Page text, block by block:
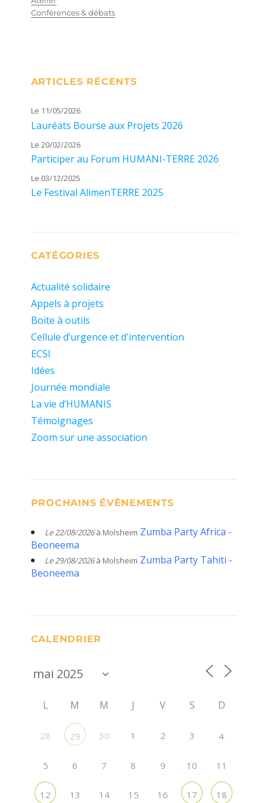
Conférences & débats
ARTICLES RÉCENTS
Le 11/05/2026
Lauréats Bourse aux Projets 2026
Le 20/02/2026
Participer au Forum HUMANI-TERRE 2026
Le 03/12/2025
Le Festival AlimenTERRE 2025
CATÉGORIES
Actualité solidaire
Appels à projets
Boite à outils
Cellule d’urgence et d'intervention
ECSI
Idées
Journée mondiale
La vie d’HUMANIS
Témoignages
Zoom sur une association
PROCHAINS ÉVÈNEMENTS
Le 22/08/2026à Molsheim Zumba Party Africa -
Beoneema
Le 29/08/2026à Molsheim Zumba Party Tahiti -
Beoneema
CALENDRIER
L M M J V S D
28 29 30 1 2 3 4
5 6 7 8 9 10 11
12 13 14 15 16 17 18